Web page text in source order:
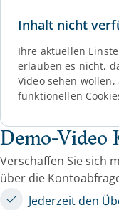
Demo-Video
Verschaffen Sie sich
über die
Jederzeit den
Inhalt nicht
Ihre aktuellen
erlauben es nicht,
Video sehen
funktionellen